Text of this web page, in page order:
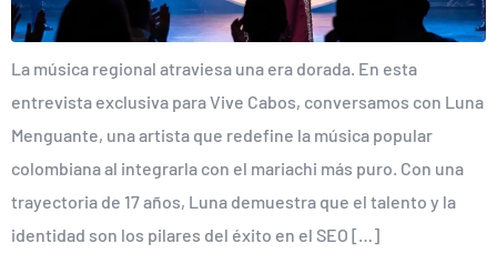
La música regional atraviesa una era dorada. En esta
entrevista exclusiva para Vive Cabos, conversamos con Luna
Menguante, una artista que redefine la música popular
colombiana al integrarla con el mariachi más puro. Con una
trayectoria de 17 años, Luna demuestra que el talento y la
identidad son los pilares del éxito en el SEO […]